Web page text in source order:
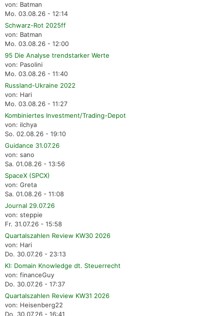
von: Batman
Mo. 03.08.26 - 12:14
Schwarz-Rot 2025ff
von: Batman
Mo. 03.08.26 - 12:00
95 Die Analyse trendstarker Werte
von: Pasolini
Mo. 03.08.26 - 11:40
Russland-Ukraine 2022
von: Hari
Mo. 03.08.26 - 11:27
Kombiniertes Investment/Trading-Depot
von: ilchya
So. 02.08.26 - 19:10
Guidance 31.07.26
von: sano
Sa. 01.08.26 - 13:56
SpaceX (SPCX)
von: Greta
Sa. 01.08.26 - 11:08
Journal 29.07.26
von: steppie
Fr. 31.07.26 - 15:58
Quartalszahlen Review KW30 2026
von: Hari
Do. 30.07.26 - 23:13
KI: Domain Knowledge dt. Steuerrecht
von: financeGuy
Do. 30.07.26 - 17:37
Quartalszahlen Review KW31 2026
von: Heisenberg22
Do. 30.07.26 - 16:41